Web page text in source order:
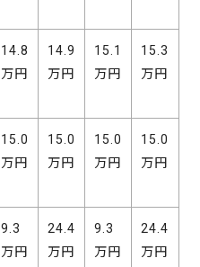
14.8
万円
14.9
万円
15.1
万円
15.3
万円
15.0
万円
15.0
万円
15.0
万円
15.0
万円
9.3
万円
24.4
万円
9.3
万円
24.4
万円